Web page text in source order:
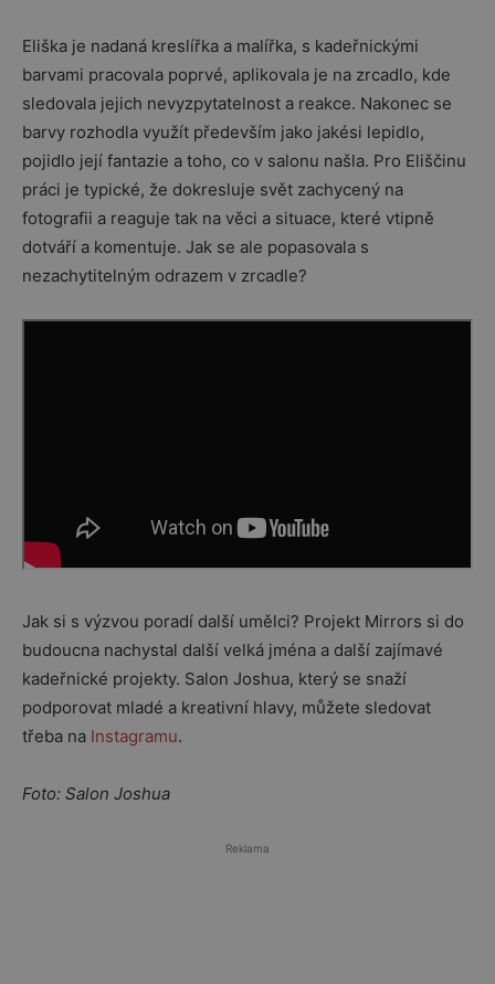
Eliška je nadaná kreslířka a malířka, s kadeřnickými
barvami pracovala poprvé, aplikovala je na zrcadlo, kde
sledovala jejich nevyzpytatelnost a reakce. Nakonec se
barvy rozhodla využít především jako jakési lepidlo,
pojidlo její fantazie a toho, co v salonu našla. Pro Eliščinu
práci je typické, že dokresluje svět zachycený na
fotografii a reaguje tak na věci a situace, které vtipně
dotváří a komentuje. Jak se ale popasovala s
nezachytitelným odrazem v zrcadle?
Jak si s výzvou poradí další umělci? Projekt Mirrors si do
budoucna nachystal další velká jména a další zajímavé
kadeřnické projekty. Salon Joshua, který se snaží
podporovat mladé a kreativní hlavy, můžete sledovat
třeba na Instagramu.
Foto: Salon Joshua
Reklama